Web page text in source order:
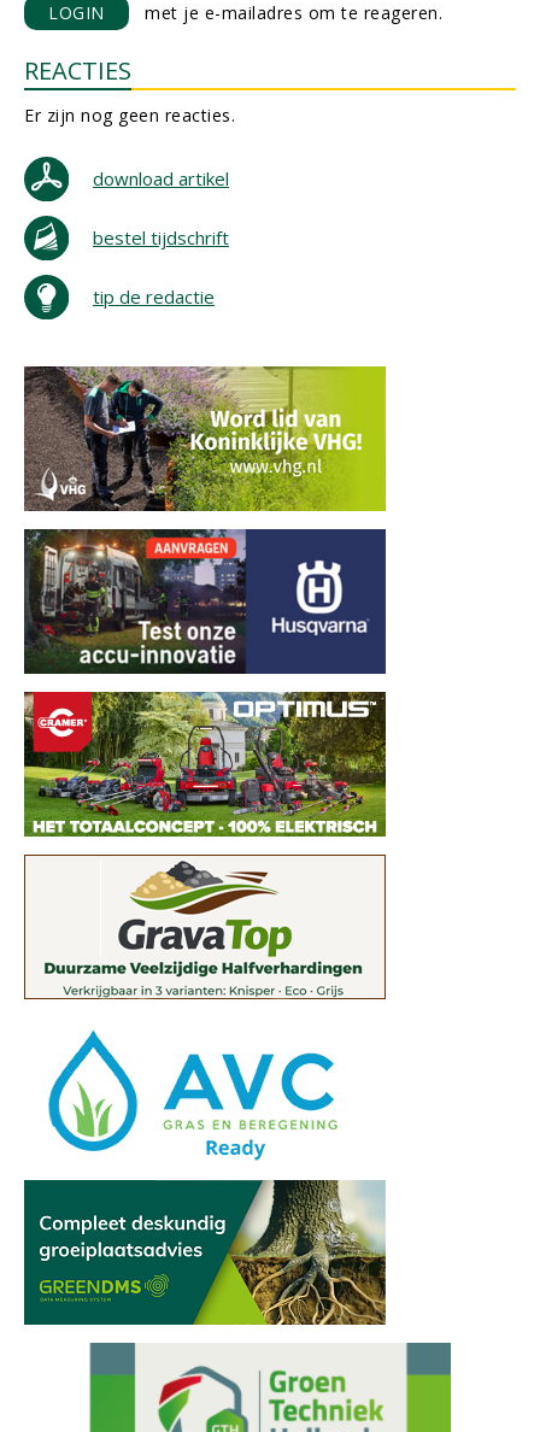
LOGIN met je e-mailadres om te reageren.
REACTIES
Er zijn nog geen reacties.
download artikel
bestel tijdschrift
tip de redactie